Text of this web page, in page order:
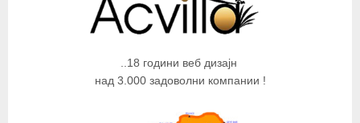
..18 години веб дизајн
над 3.000 задоволни компании !